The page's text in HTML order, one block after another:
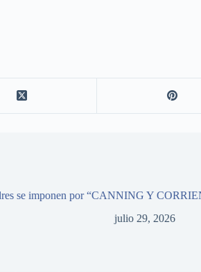
se imponen por “CANNING Y
julio 29, 2026